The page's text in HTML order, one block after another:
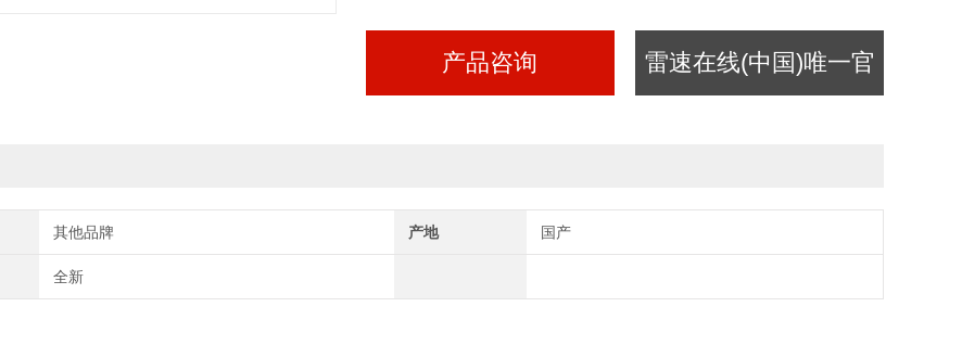
产品咨询 雷速在线(中国)唯一官
其他品牌 产地 国产
全新